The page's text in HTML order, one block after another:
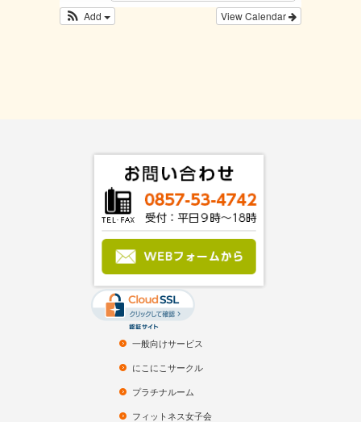
View Calendar
Add
一般向けサービス
にこにこサークル
プラチナルーム
フィットネス女子会